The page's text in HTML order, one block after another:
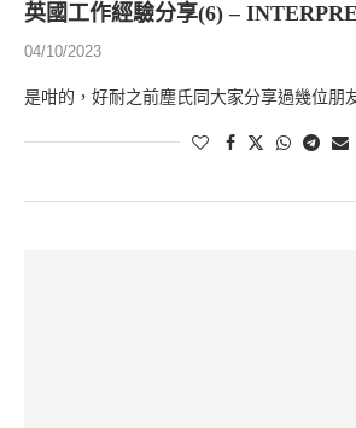
英國工作經驗分享(6) –
04/10/2023
是咁的，好耐之前塵氏同大家分享過幾位朋